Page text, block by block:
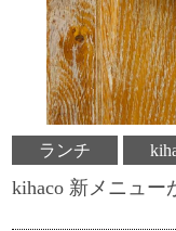
ランチ
kihaco 新メニュー